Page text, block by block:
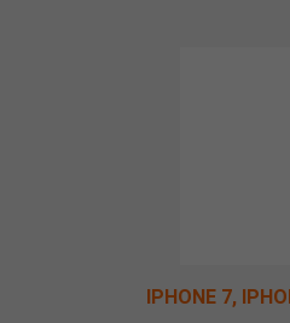
IPHONE 7,